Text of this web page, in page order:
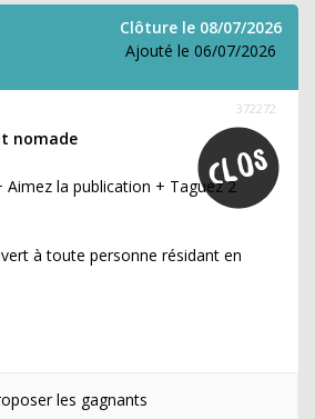
Clôture le 08/07/2026
Ajouté le 06/07/2026
372272
nomade
Aimez la publication + Taguez 2
à toute personne résidant en
les gagnants